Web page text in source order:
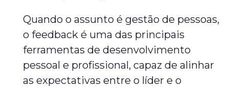
Quando o assunto é gestão de pessoas,
o feedback é uma das principais
ferramentas de desenvolvimento
pessoal e profissional, capaz de alinhar
as expectativas entre o líder e o